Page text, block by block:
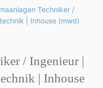
Techniker /
| Inhouse (mwd)
/ Ingenieur |
| Inhouse